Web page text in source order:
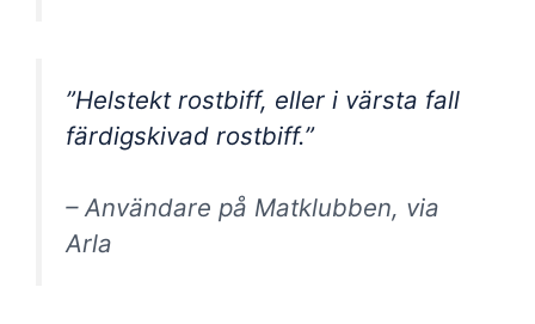
”Helstekt rostbiff, eller i värsta fall
färdigskivad rostbiff.”
– Användare på Matklubben, via
Arla